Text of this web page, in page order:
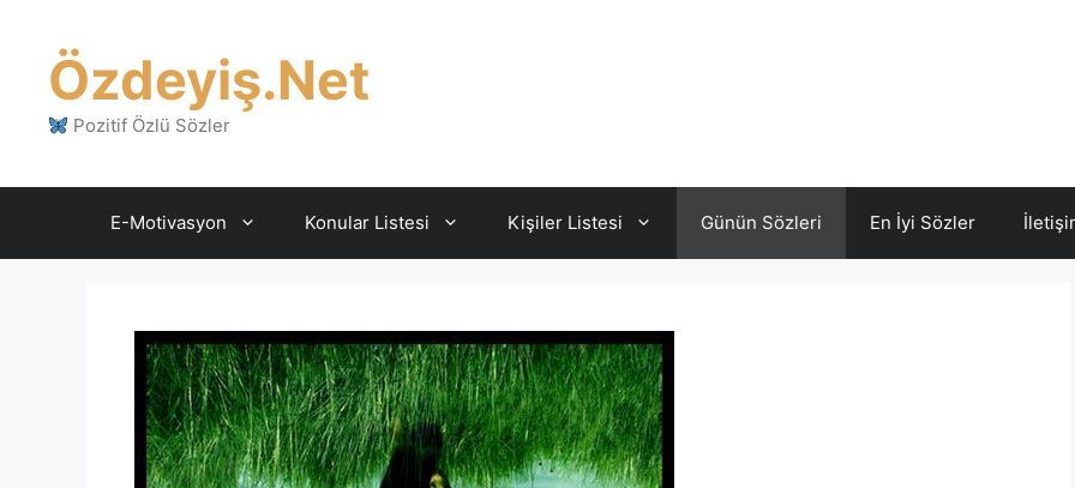
Özdeyiş.Net
Pozitif Özlü Sözler
E-Motivasyon Konular Listesi Kişiler Listesi Günün Sözleri En İyi Sözler